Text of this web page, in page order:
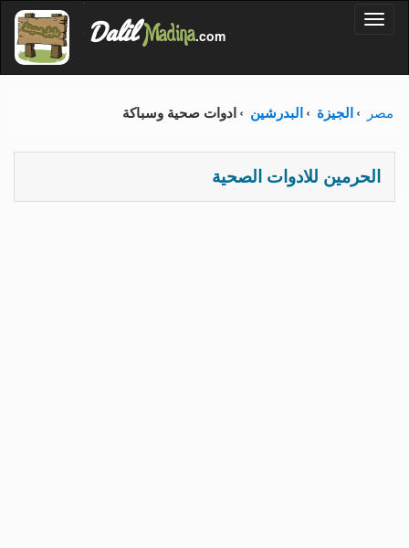
'
Dalil Madina.com
مصر الجيزة البدرشين ادوات صحية وسباكة
الحرمين للادوات الصحية